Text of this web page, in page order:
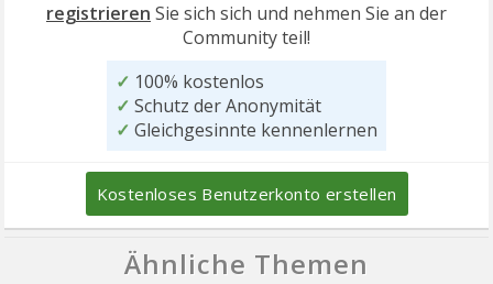
registrieren Sie sich sich und nehmen Sie an der
Community teil!
✓ 100% kostenlos
✓ Schutz der Anonymität
✓ Gleichgesinnte kennenlernen
Kostenloses Benutzerkonto erstellen
Ähnliche Themen